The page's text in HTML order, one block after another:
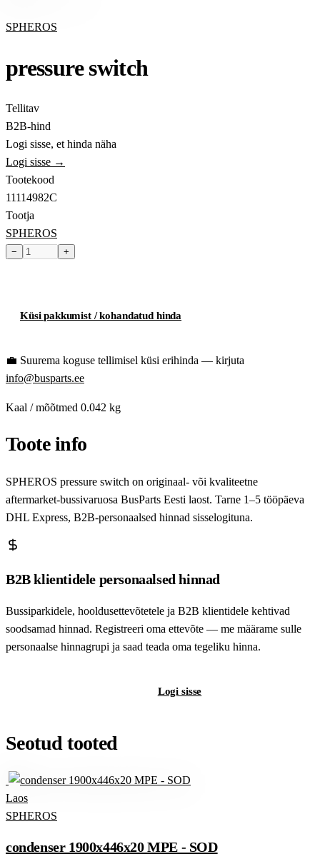
SPHEROS
pressure switch
Tellitav
B2B-hind
Logi sisse, et hinda näha
Logi sisse →
Tootekood
11114982C
Tootja
SPHEROS
− +
Küsi pakkumist / kohandatud hinda
💼 Suurema koguse tellimisel küsi erihinda — kirjuta
info@busparts.ee
Kaal / mõõtmed 0.042 kg
Toote info
SPHEROS pressure switch on originaal- või kvaliteetne
aftermarket-bussivaruosa BusParts Eesti laost. Tarne 1–5 tööpäeva
DHL Express, B2B-personaalsed hinnad sisselogituna.
B2B klientidele personaalsed hinnad
Bussiparkidele, hooldusettevõtetele ja B2B klientidele kehtivad
soodsamad hinnad. Registreeri oma ettevõte — me määrame sulle
personaalse hinnagrupi ja saad teada oma tegeliku hinna.
Logi sisse
Seotud tooted
Laos
SPHEROS
condenser 1900x446x20 MPE - SOD